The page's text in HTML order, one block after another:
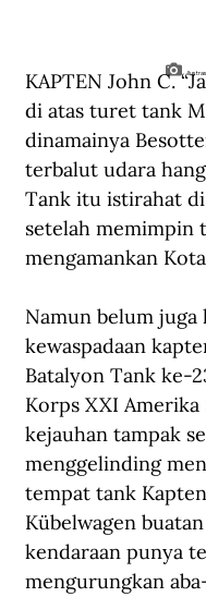
KAPTEN John C.
di atas turet tank
dinamainya
terbalut udara
Tank itu istirahat
setelah memimpin
mengamankan
Namun belum juga
kewaspadaan
Batalyon Tank ke-
Korps XXI
kejauhan tampak
menggelinding
tempat tank
Kübelwagen
kendaraan punya
mengurungkan